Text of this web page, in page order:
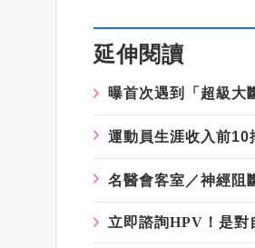
延伸閱讀
曝首次遇到「超級大
運動員生涯收入前10
名醫會客室／神經阻
立即諮詢HPV！是對